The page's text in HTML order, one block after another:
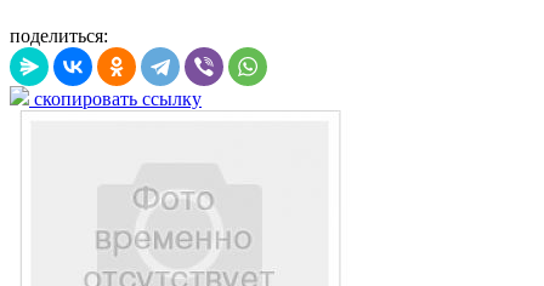
поделиться:
скопировать ссылку